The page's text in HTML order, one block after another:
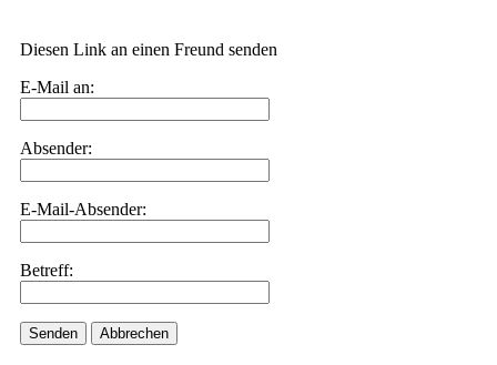
Diesen Link an einen Freund senden
E-Mail an:
Absender:
E-Mail-Absender:
Betreff:
Senden Abbrechen